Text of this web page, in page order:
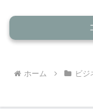
ホーム ビジ